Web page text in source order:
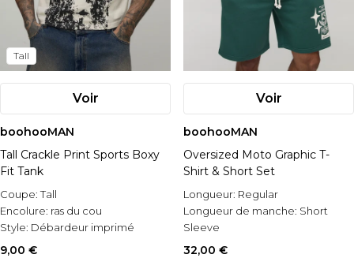
Tall
Voir
boohooMAN
Tall Crackle Print Sports Boxy
Fit Tank
Coupe:Tall
Encolure: ras du cou
Style: Débardeur imprimé
9,00 €
Voir
boohooMAN
Oversized Moto Graphic T-
Shirt & Short Set
Longueur: Regular
Longueur de manche: Short
Sleeve
Matérial:
32,00 €